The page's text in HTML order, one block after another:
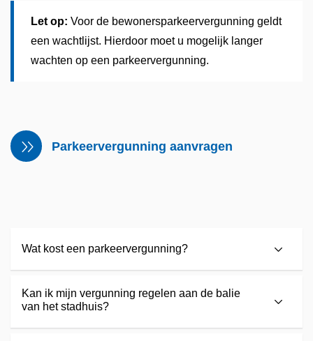
Let op: Voor de bewonersparkeervergunning geldt
een wachtlijst. Hierdoor moet u mogelijk langer
wachten op een parkeervergunning.
Parkeervergunning aanvragen
Wat kost een parkeervergunning?
Kan ik mijn vergunning regelen aan de balie
van het stadhuis?